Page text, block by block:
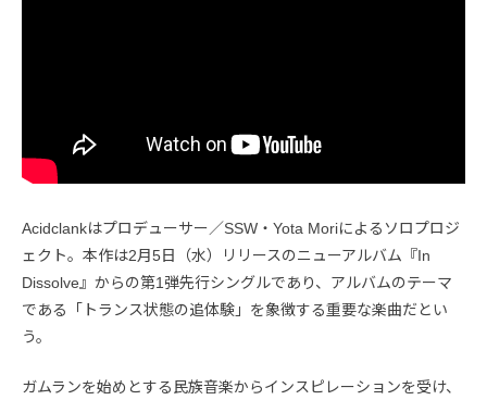
Acidclankはプロデューサー／SSW・Yota Moriによるソロプロジ
ェクト。本作は2月5日（水）リリースのニューアルバム『In
Dissolve』からの第1弾先行シングルであり、アルバムのテーマ
である「トランス状態の追体験」を象徴する重要な楽曲だとい
う。
ガムランを始めとする民族音楽からインスピレーションを受け、